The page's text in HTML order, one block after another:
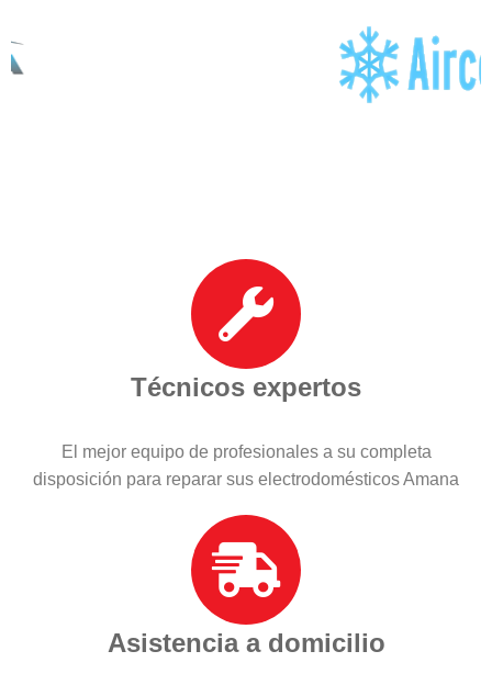
Técnicos expertos
El mejor equipo de profesionales a su completa
disposición para reparar sus electrodomésticos Amana
Asistencia a domicilio